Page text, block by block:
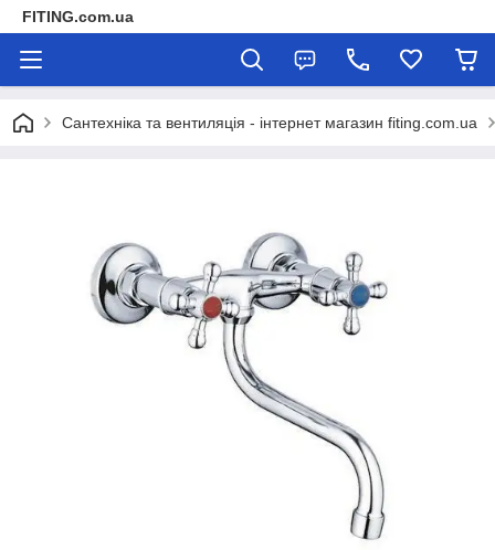
FITING.com.ua
Сантехніка та вентиляція - інтернет магазин fiting.com.ua